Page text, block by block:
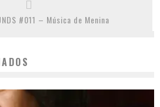
#011 – Música de Menina